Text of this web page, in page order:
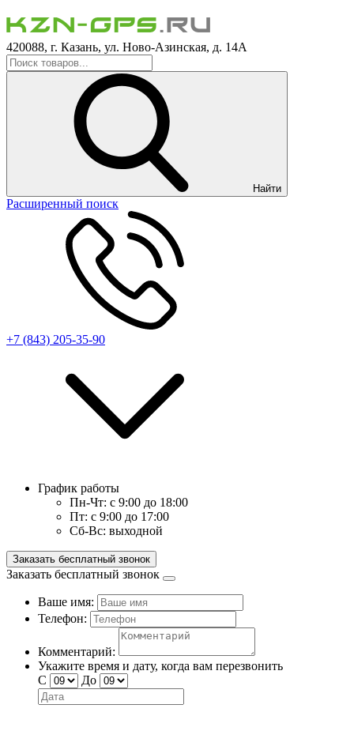
420088, г. Казань, ул. Ново-Азинская, д. 14А
Найти
Расширенный поиск
+7 (843) 205-35-90
График работы
Пн-Чт: с 9:00 до 18:00
Пт: с 9:00 до 17:00
Сб-Вс: выходной
Заказать бесплатный звонок
Заказать бесплатный звонок
Ваше имя:
Телефон:
Комментарий:
Укажите время и дату, когда вам перезвонить
С
До